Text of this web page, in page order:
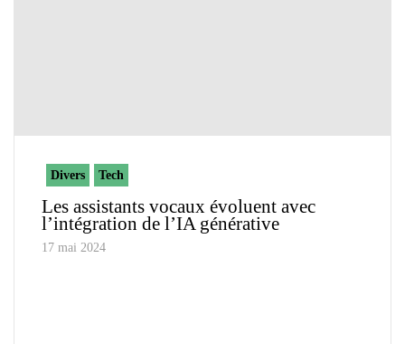
Divers Tech
Les assistants vocaux évoluent avec
l’intégration de l’IA générative
17 mai 2024